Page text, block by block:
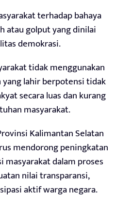
terhadap bahaya
atau golput yang dinilai
demokrasi.
tidak menggunakan
yang lahir berpotensi tidak
secara luas dan kurang
masyarakat.
Kalimantan Selatan
mendorong peningkatan
masyarakat dalam proses
nilai transparansi,
aktif warga negara.